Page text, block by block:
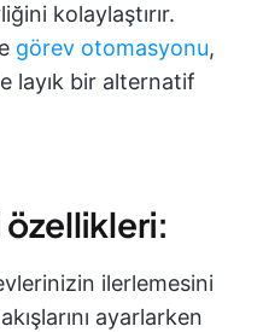
kolaylaştırır.
görev otomasyonu,
layık bir alternatif
ilerlemesini
ayarlarken